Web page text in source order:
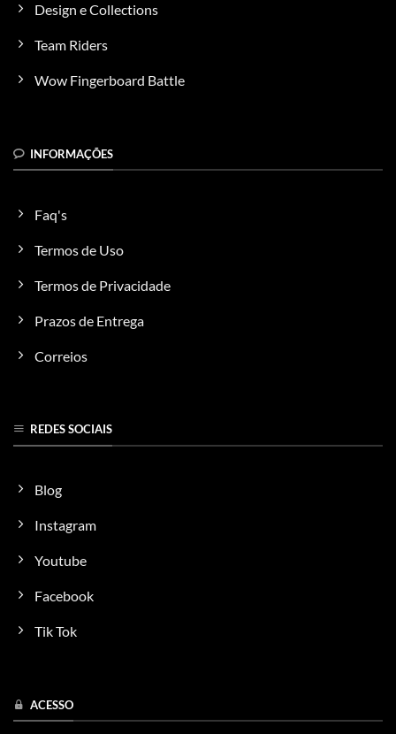
escolhidas
na
do
Design e Collections
Team Riders
Wow Fingerboard Battle
INFORMAÇÕES
Faq's
Termos de Uso
Termos de Privacidade
Prazos de Entrega
Correios
REDES SOCIAIS
Blog
Instagram
Youtube
Facebook
Tik Tok
ACESSO